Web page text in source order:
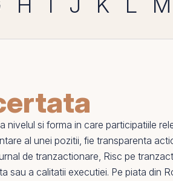
nivelul si forma in care participatiile
al unei pozitii, fie transparenta
de tranzactionare, Risc pe
sau a calitatii executiei. Pe piata din